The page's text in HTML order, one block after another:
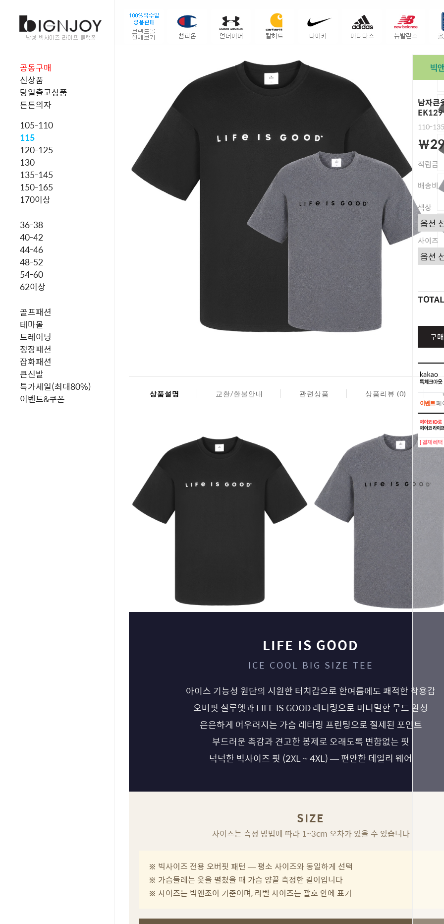
공동구매
신상품
당일출고상품
튼튼의자
105-110
115
120-125
130
135-145
150-165
170이상
36-38
40-42
44-46
48-52
54-60
62이상
골프패션
테마몰
트레이닝
정장패션
잡화패션
큰신발
특가세일(최대80%)
이벤트&쿠폰
남자큰
110-135
￦
적립금
배송비
색상
사이즈
TOTAL
구
이벤트페
이벤트페
[ 결제혜
상품설명 교환/환불안내 관련상품 상품리뷰 (0)
LIFE IS GOOD
ICE COOL BIG SIZE TEE
아이스 기능성 원단의 시원한 터치감으로 한여름에도 쾌적한 착용감
오버핏 실루엣과 LIFE IS GOOD 레터링으로 미니멀한 무드 완성
은은하게 어우러지는 가슴 레터링 프린팅으로 절제된 포인트
부드러운 촉감과 견고한 봉제로 오래도록 변함없는 핏
넉넉한 빅사이즈 핏 (2XL ~ 4XL) — 편안한 데일리 웨어
SIZE
사이즈는 측정 방법에 따라 1~3cm 오차가 있을 수 있습니다
※ 빅사이즈 전용 오버핏 패턴 — 평소 사이즈와 동일하게 선택
※ 가슴둘레는 옷을 펼쳤을 때 가슴 양끝 측정한 길이입니다
※ 사이즈는 빅앤조이 기준이며, 라벨 사이즈는 괄호 안에 표기